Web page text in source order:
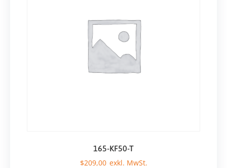
165-KF50-T
$209,00